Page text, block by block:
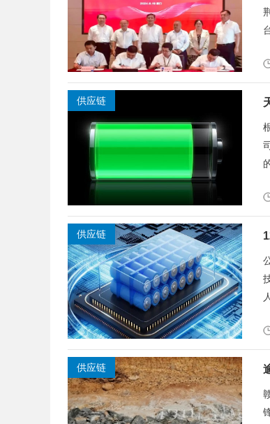
供应链
供应链
供应链